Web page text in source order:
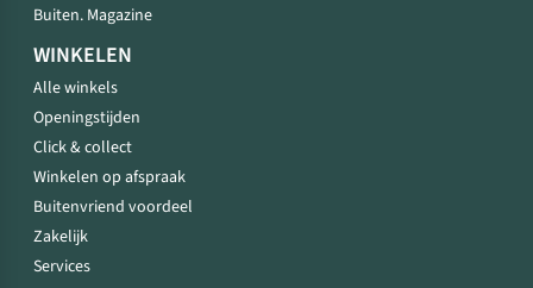
Buiten. Magazine
WINKELEN
Alle winkels
Openingstijden
Click & collect
Winkelen op afspraak
Buitenvriend voordeel
Zakelijk
Services